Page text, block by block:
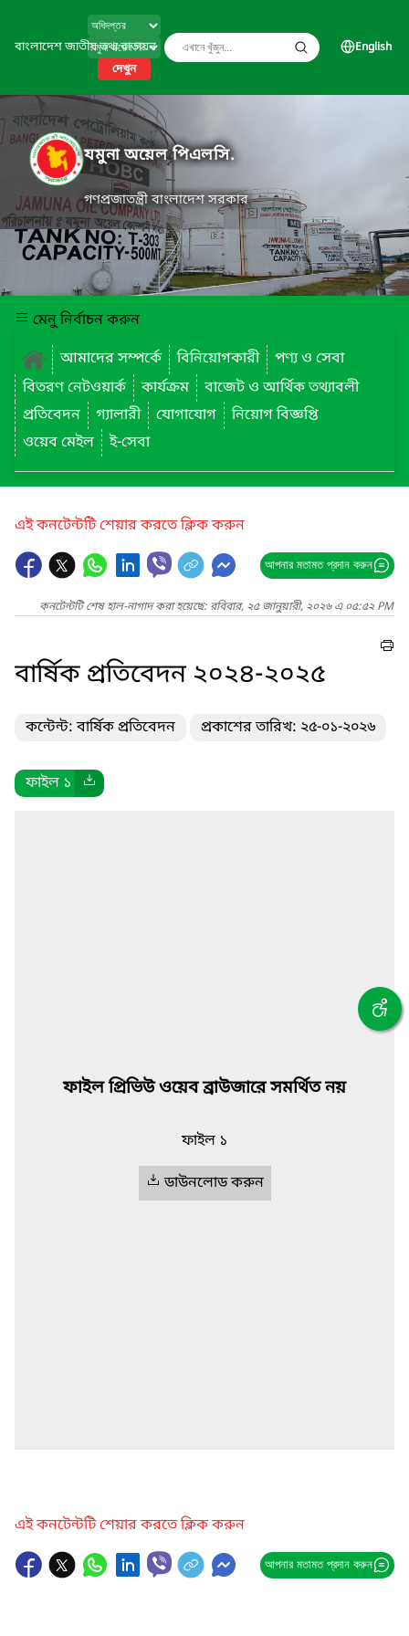
বাংলাদেশ জাতীয় তথ্য বাতায়ন
দেখুন
English
যমুনা অয়েল পিএলসি.
গণপ্রজাতন্ত্রী বাংলাদেশ সরকার
মেনু নির্বাচন করুন
আমাদের সম্পর্কে
বিনিয়োগকারী
পণ্য ও সেবা
বিতরণ নেটওয়ার্ক
কার্যক্রম
বাজেট ও আর্থিক তথ্যাবলী
প্রতিবেদন
গ্যালারী যোগাযোগ
নিয়োগ বিজ্ঞপ্তি
ওয়েব মেইল
ই-সেবা
এই কনটেন্টটি শেয়ার করতে ক্লিক করুন
আপনার মতামত প্রদান করুন
কনটেন্টটি শেষ হাল-নাগাদ করা হয়েছে: রবিবার, ২৫ জানুয়ারী, ২০২৬ এ ০৫:৫২ PM
বার্ষিক প্রতিবেদন ২০২৪-২০২৫
কন্টেন্ট: বার্ষিক প্রতিবেদন প্রকাশের তারিখ: ২৫-০১-২০২৬
ফাইল ১
ফাইল প্রিভিউ ওয়েব ব্রাউজারে সমর্থিত নয়
ফাইল ১
ডাউনলোড করুন
এই কনটেন্টটি শেয়ার করতে ক্লিক করুন
আপনার মতামত প্রদান করুন